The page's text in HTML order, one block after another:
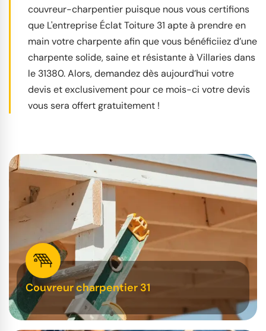
couvreur-charpentier puisque nous vous certifions
que L'entreprise Éclat Toiture 31 apte à prendre en
main votre charpente afin que vous bénéficiiez d’une
charpente solide, saine et résistante à Villaries dans
le 31380. Alors, demandez dès aujourd’hui votre
devis et exclusivement pour ce mois-ci votre devis
vous sera offert gratuitement !
Couvreur charpentier 31